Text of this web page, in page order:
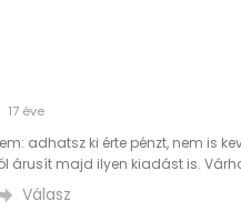
17 éve
adhatsz ki érte pénzt, nem is
árusít majd ilyen kiadást is.
Válasz